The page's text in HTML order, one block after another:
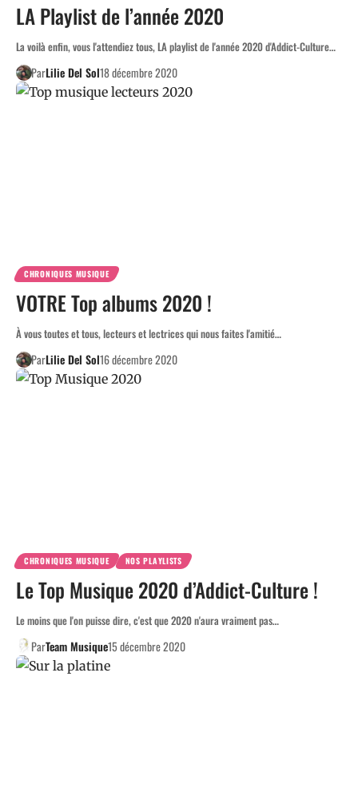
LA Playlist de l’année 2020
La voilà enfin, vous l'attendiez tous, LA playlist de l'année 2020 d'Addict-Culture…
ParLilie Del Sol18 décembre 2020
CHRONIQUES MUSIQUE
VOTRE Top albums 2020 !
À vous toutes et tous, lecteurs et lectrices qui nous faites l'amitié…
ParLilie Del Sol16 décembre 2020
CHRONIQUES MUSIQUE NOS PLAYLISTS
Le Top Musique 2020 d’Addict-Culture !
Le moins que l'on puisse dire, c'est que 2020 n'aura vraiment pas…
ParTeam Musique15 décembre 2020